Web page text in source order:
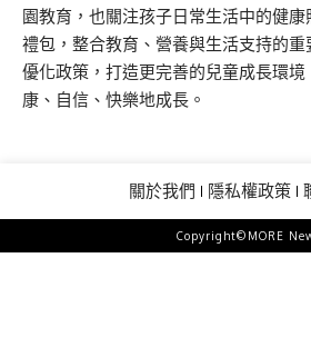
園教育，也關注孩子日常生活中的健
禮包，整合教育、營養與生活支持的
優化政策，打造更完善的兒童成長環
康、自信、快樂地成長。
關於我們 隱私權政策
Copyright©MORE